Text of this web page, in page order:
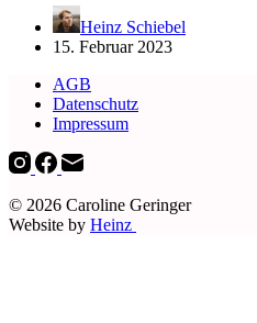
Heinz Schiebel
15. Februar 2023
AGB
Datenschutz
Impressum
© 2026 Caroline Geringer
Website by Heinz